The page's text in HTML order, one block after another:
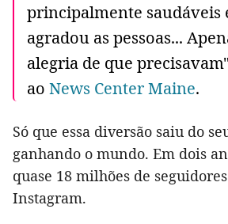
principalmente saudáveis
agradou as pessoas...
alegria de que
ao News Center Maine.
Só que essa diversão saiu do
ganhando o mundo. Em dois
quase 18 milhões de
Instagram.